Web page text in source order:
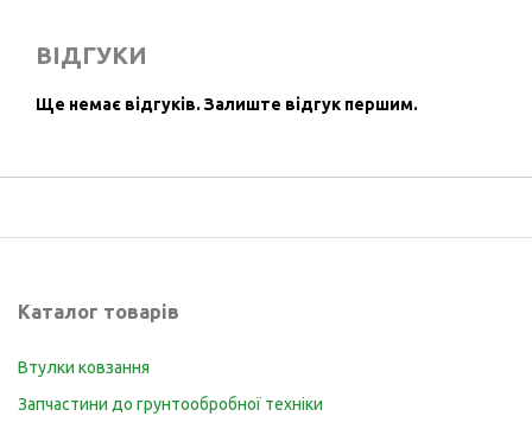
ВІДГУКИ
Ще немає відгуків. Залиште відгук першим.
Каталог товарів
Втулки ковзання
Запчастини до грунтообробної техніки